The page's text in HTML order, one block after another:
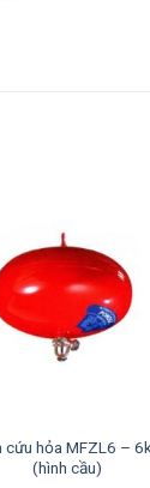
cứu hỏa MFZL6 –
(hình cầu)